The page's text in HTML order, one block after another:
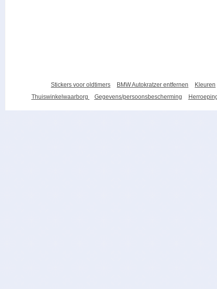
Stickers voor oldtimers BMW Autokratzer entfernen
Kleuren
Thuiswinkelwaarborg
Gegevens/persoonsbescherming